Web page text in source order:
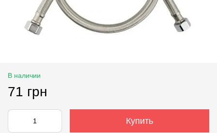
В наличии
71 грн
Купить